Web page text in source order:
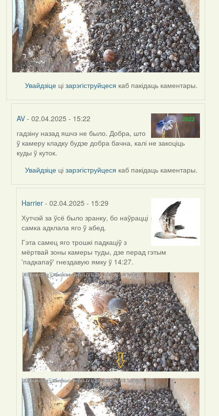
Увайдзіце цізарэгіструйцеся каб пакідаць каментары.
AV - 02.04.2025 - 15:22
In
reply
to
гадзіну назад яшчэ не было. Добра, што
ў камеру кладку будзе добра бачна, калі не закоціць
куды ў куток.
Увайдзіце цізарэгіструйцеся каб пакідаць каментары.
Harrier - 02.04.2025 - 15:29
In
reply
to
by
AV
Хутчэй за ўсё было зранку, бо наўрацці
самка адклала яго ў абед.
Гэта самец яго трошкі падкаціў з
мёртвай зоны камеры туды, дзе перад гэтым
'падкапаў' гнездавую ямку ў 14:27.